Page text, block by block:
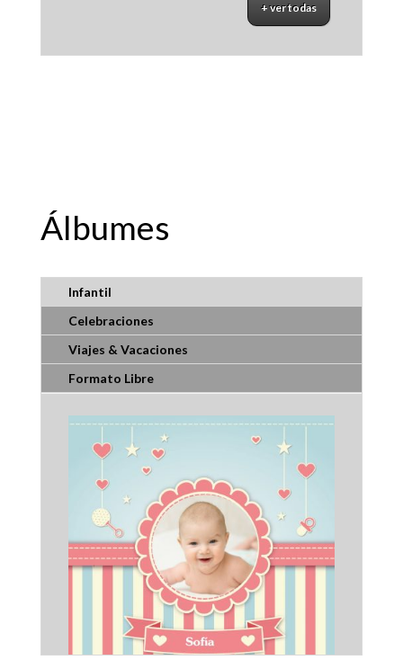
+ ver todas
Álbumes
Infantil
Celebraciones
Viajes & Vacaciones
Formato Libre